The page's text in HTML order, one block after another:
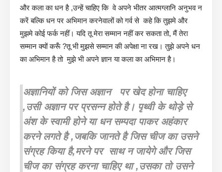
और कला का धन है ,उन्हें चाहिए कि वे अपने भीतर आत्मग्लानि अनुभव न
करें बल्कि धन पर अभिमान करनेवालों को गर्व से कहे कि तुझमे और
मुझमे कोई फर्क नहीं। यदि तू मेरा सम्मान नहीं कर सकता तो, मैं तेरा
सम्मान क्यों करूँ ?तू भी मुझसे सम्मान की अपेक्षा ना रख। तुझे अपने धन
का अभिमान है तो मुझे भी अपने ज्ञान या कला का अभिमान है।
अज्ञानियों को जिस अज्ञान पर खेद होना चाहिए
,उसी अज्ञान पर प्रसन्न होते है। पृथ्वी के थोड़े से
अंश के स्वामी होने या धन सम्पदा पाकर अहंकार
करने लगते है ,जबकि जानते है जिस चीज का उसने
संग्रह किया है,मरने पर साथ न जायेगे और जिस
चीज का संग्रह करना चाहिए था ,उसका तो उसने